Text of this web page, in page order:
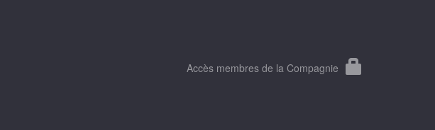
Accès membres de la Compagnie